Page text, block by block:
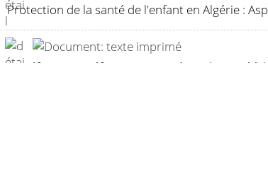
Protection de la santé de l'enfant en Algérie :
De réforme en réforme : un système de santé à